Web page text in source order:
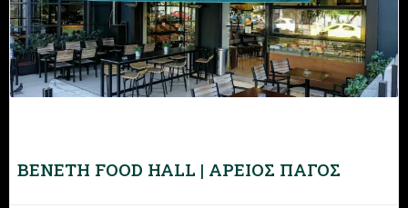
BENETH FOOD HALL | ΑΡΕΙΟΣ ΠΑΓΟΣ